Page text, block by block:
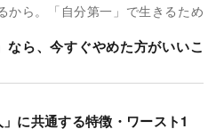
から。「自分第一」で生きるため
なら、今すぐやめた方がいいこ
に共通する特徴・ワースト1